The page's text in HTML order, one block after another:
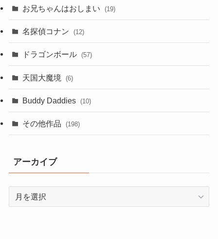
お兄ちゃんはおしまい (19)
名探偵コナン (12)
ドラゴンボール (57)
天国大魔境 (6)
Buddy Daddies (10)
その他作品 (198)
アーカイブ